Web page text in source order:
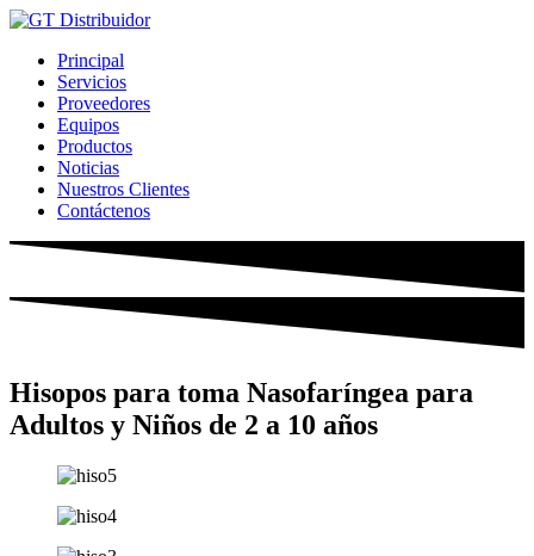
Ir
contenidoPrincipal
Servicios
Proveedores
Equipos
Productos
Noticias
Nuestros Clientes
Contáctenos
Hisopos para toma Nasofaríngea para
Adultos y Niños de 2 a 10 años